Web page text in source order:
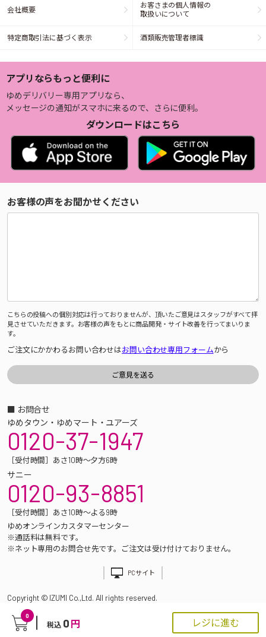
0
税込 0 円 レジに進む
会社概要
お客さまの個人情報の
取扱いについて
特定商取引法に基づく表示 酒類販売管理者標識
アプリならもっと便利に
ゆめデリバリー専用アプリなら、
メッセージの通知がスマホに来るので、さらに便利。
ダウンロードはこちら
お客様の声をお聞かせください
こちらの投稿への個別対応は行っておりませんが、頂いたご意見はスタッフがすべて拝
見させていただきます。お客様の声をもとに商品開発・サイト改善を行ってまいりま
す。
ご注文にかかわるお問い合わせはお問い合わせ専用フォームから
■ お問合せ
ゆめタウン・ゆめマート・ユアーズ
0120-37-1947
［受付時間］あさ10時～夕方6時
サニー
0120-93-8851
［受付時間］あさ10時～よる9時
ゆめオンラインカスタマーセンター
※通話料は無料です。
※ネット専用のお問合せ先です。ご注文は受け付けておりません。
PCサイト
Copyright © IZUMI Co.,Ltd. All rights reserved.